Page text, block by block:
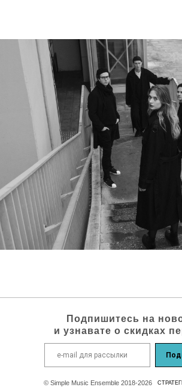
© Simple Music Ensemble 2018-2026
Подпишитесь на
и узнавате о скидках